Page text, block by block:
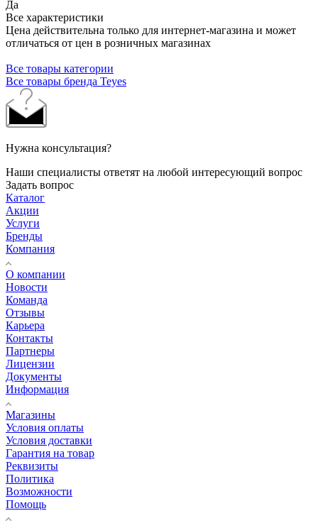
Да
Все характеристики
Цена действительна только для интернет-магазина и может
отличаться от цен в розничных магазинах
Все товары категории
Все товары бренда Teyes
Нужна консультация?
Наши специалисты ответят на любой интересующий вопрос
Задать вопрос
Каталог
Акции
Услуги
Бренды
Компания
О компании
Новости
Команда
Отзывы
Карьера
Контакты
Партнеры
Лицензии
Документы
Информация
Магазины
Условия оплаты
Условия доставки
Гарантия на товар
Реквизиты
Политика
Возможности
Помощь